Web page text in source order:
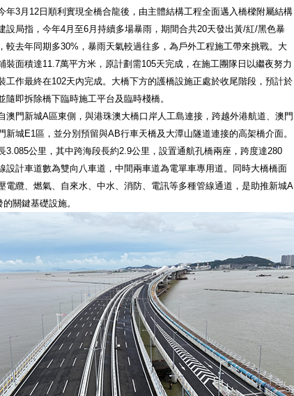
年3月12日順利實現全橋合龍後，由主體結構工程全面邁入橋樑附屬結構
設局指，今年4月至6月持續多場暴雨，期間合共20天發出黃/紅/黑色暴
較去年同期多30%，暴雨天氣較過往多，為戶外工程施工帶來挑戰。大
裝面積達11.7萬平方米，原計劃需105天完成，在施工團隊日以繼夜努力
工作最終在102天內完成。大橋下方的護橋設施正處於收尾階段，預計於
隨即拆除橋下臨時施工平台及臨時棧橋。
澳門新城A區東側，與港珠澳大橋口岸人工島連接，跨越外港航道、澳門
新城E1區，並分別預留與AB行車天橋及大潭山隧道連接的高架橋介面。
3.085公里，其中跨海段長約2.9公里，設置通航孔橋兩座，跨度達280
設計車道數為雙向八車道，中間兩車道為電單車專用道。同時大橋橋面
電纜、燃氣、自來水、中水、消防、電訊等多種管線通道，是助推新城A
關鍵基礎設施。